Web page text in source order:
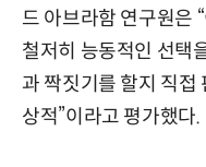
드 아브라함 연구원은
철저히 능동적인 선택
과 짝짓기를 할지 직접
상적”이라고 평가했다.